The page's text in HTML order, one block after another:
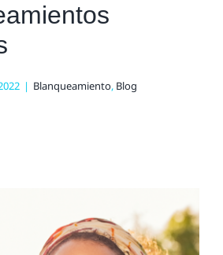
| Blanqueamiento, Blog